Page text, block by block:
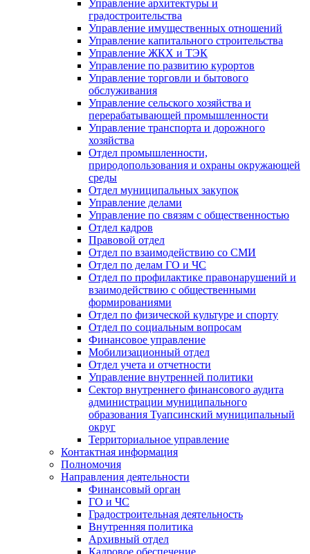
Управление архитектуры и
градостроительства
Управление имущественных отношений
Управление капитального строительства
Управление ЖКХ и ТЭК
Управление по развитию курортов
Управление торговли и бытового
обслуживания
Управление сельского хозяйства и
перерабатывающей промышленности
Управление транспорта и дорожного
хозяйства
Отдел промышленности,
природопользования и охраны окружающей
среды
Отдел муниципальных закупок
Управление делами
Управление по связям с общественностью
Отдел кадров
Правовой отдел
Отдел по взаимодействию со СМИ
Отдел по делам ГО и ЧС
Отдел по профилактике правонарушений и
взаимодействию с общественными
формированиями
Отдел по физической культуре и спорту
Отдел по социальным вопросам
Финансовое управление
Мобилизационный отдел
Отдел учета и отчетности
Управление внутренней политики
Сектор внутреннего финансового аудита
администрации муниципального
образования Туапсинский муниципальный
округ
Территориальное управление
Контактная информация
Полномочия
Направления деятельности
Финансовый орган
ГО и ЧС
Градостроительная деятельность
Внутренняя политика
Архивный отдел
Кадровое обеспечение